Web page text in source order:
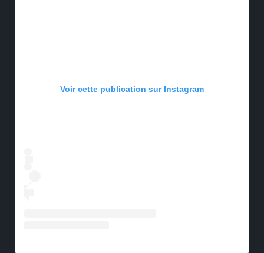
Voir cette publication sur Instagram